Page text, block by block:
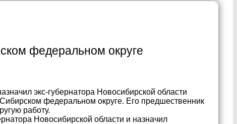
федеральном округе
экс-губернатора Новосибирской области
федеральном округе. Его предшественник
работу.
Новосибирской области и назначил